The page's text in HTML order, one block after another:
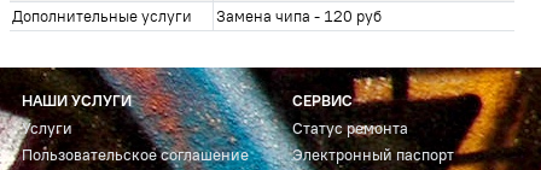
Дополнительные услуги
Замена чипа - 120 руб
НАШИ УСЛУГИ
Услуги
Пользовательское соглашение
СЕРВИС
Статус ремонта
Электронный паспорт